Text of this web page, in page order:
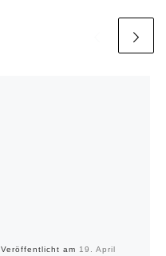
Veröffentlicht am 19. April